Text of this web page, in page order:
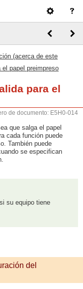
(acerca de este
papel preimpreso
para el
de documento: E5H0-014
que salga el papel
cada función puede
También puede
se especifican
su equipo tiene
del